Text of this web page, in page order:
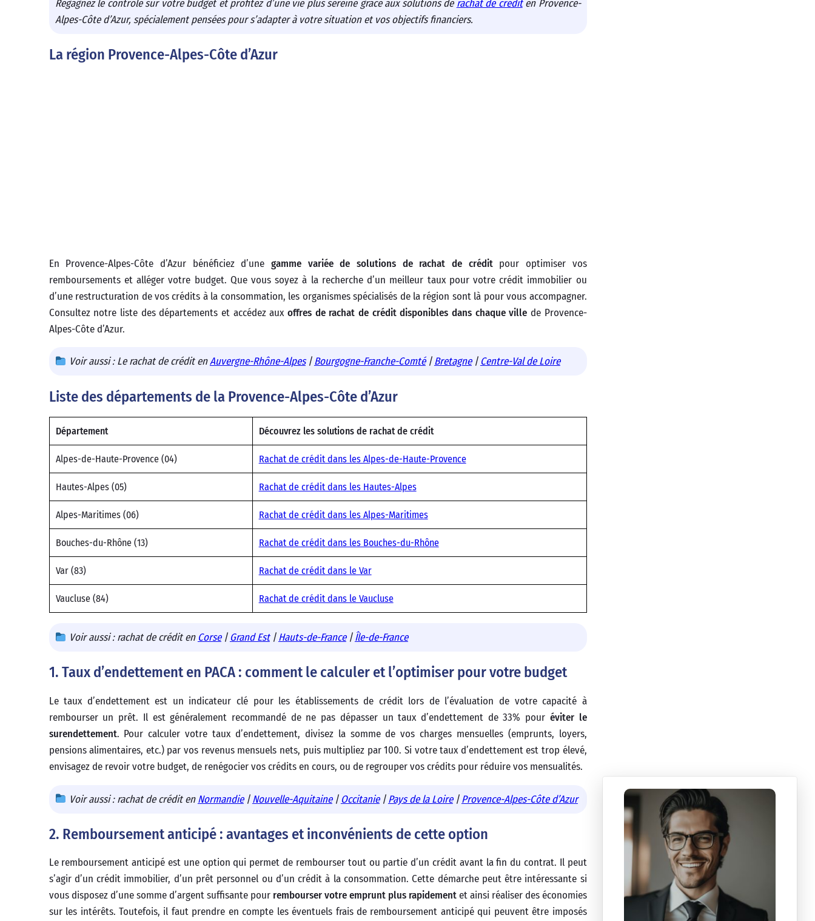
Regagnez le contrôle sur votre budget et profitez d’une vie plus sereine grâce aux solutions de rachat de créditen Provence-
Alpes-Côte d’Azur, spécialement pensées pour s’adapter à votre situation et vos objectifs financiers.
La région Provence-Alpes-Côte d’Azur
En Provence-Alpes-Côte d’Azur bénéficiez d’une gamme variée de solutions de rachat de créditpour optimiser vos
remboursements et alléger votre budget. Que vous soyez à la recherche d’un meilleur taux pour votre crédit immobilier ou
d’une restructuration de vos crédits à la consommation, les organismes spécialisés de la région sont là pour vous accompagner.
Consultez notre liste des départements et accédez aux offres de rachat de crédit disponibles dans chaque ville de Provence-
Alpes-Côte d’Azur.
Voir aussi : Le rachat de crédit enAuvergne-Rhône-Alpes| Bourgogne-Franche-Comté| Bretagne| Centre-Val de Loire
Liste des départements de la Provence-Alpes-Côte d’Azur
Département Découvrez les solutions de rachat de crédit
Alpes-de-Haute-Provence (04) Rachat de crédit dans les Alpes-de-Haute-Provence
Hautes-Alpes (05) Rachat de crédit dans les Hautes-Alpes
Alpes-Maritimes (06) Rachat de crédit dans les Alpes-Maritimes
Bouches-du-Rhône (13) Rachat de crédit dans les Bouches-du-Rhône
Var (83) Rachat de crédit dans le Var
Vaucluse (84) Rachat de crédit dans le Vaucluse
Voir aussi : rachat de crédit en Corse| Grand Est| Hauts-de-France| Île-de-France
1. Taux d’endettement en PACA : comment le calculer et l’optimiser pour votre budget
Le taux d’endettement est un indicateur clé pour les établissements de crédit lors de l’évaluation de votre capacité à
rembourser un prêt. Il est généralement recommandé de ne pas dépasser un taux d’endettement de 33% pour éviter le
surendettement. Pour calculer votre taux d’endettement, divisez la somme de vos charges mensuelles (emprunts, loyers,
pensions alimentaires, etc.) par vos revenus mensuels nets, puis multipliez par 100. Si votre taux d’endettement est trop élevé,
envisagez de revoir votre budget, de renégocier vos crédits en cours, ou de regrouper vos crédits pour réduire vos mensualités.
Voir aussi : rachat de crédit en Normandie| Nouvelle-Aquitaine| Occitanie| Pays de la Loire| Provence-Alpes-Côte d’Azur
2. Remboursement anticipé : avantages et inconvénients de cette option
Le remboursement anticipé est une option qui permet de rembourser tout ou partie d’un crédit avant la fin du contrat. Il peut
s’agir d’un crédit immobilier, d’un prêt personnel ou d’un crédit à la consommation. Cette démarche peut être intéressante si
vous disposez d’une somme d’argent suffisante pour rembourser votre emprunt plus rapidementet ainsi réaliser des économies
sur les intérêts. Toutefois, il faut prendre en compte les éventuels frais de remboursement anticipé qui peuvent être imposés